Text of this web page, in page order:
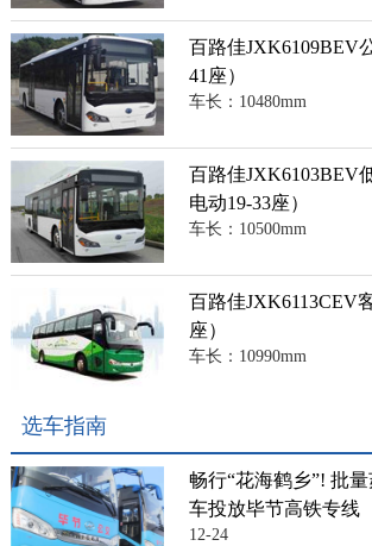
百路佳JXK6109BEV
41座）
车长：10480mm
百路佳JXK6103BEV
电动19-33座）
车长：10500mm
百路佳JXK6113CEV
座）
车长：10990mm
选车指南
畅行“花海鹤乡”! 批
车投放毕节高铁专线
12-24